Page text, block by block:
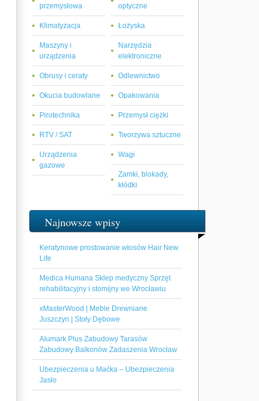
przemysłowa
optyczne
Klimatyzacja Łożyska
Maszyny i
urządzenia
Narzędzia
elektroniczne
Obrusy i ceraty Odlewnictwo
Okucia budowlane Opakowania
Pirotechnika Przemysł ciężki
RTV / SAT Tworzywa sztuczne
Urządzenia
gazowe
Wagi
Zamki, blokady,
kłódki
Najnowsze wpisy
Keratynowe prostowanie włosów Hair New
Life
Medica Humana Sklep medyczny Sprzęt
rehabilitacyjny i stomijny we Wrocławiu
xMasterWood | Meble Drewniane
Juszczyn | Stoły Dębowe
Alumark Plus Zabudowy Tarasów
Zabudowy Balkonów Zadaszenia Wrocław
Ubezpieczenia u Maćka – Ubezpieczenia
Jasło